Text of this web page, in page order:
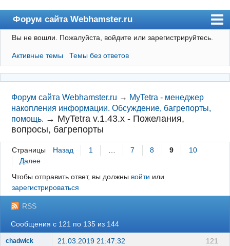
Форум сайта Webhamster.ru
Форум
Пользователи
Поиск
Регистрация
Вход
Webhamster.ru
Вы не вошли. Пожалуйста, войдите или зарегистрируйтесь.
Активные темы Темы без ответов
Форум сайта Webhamster.ru → MyTetra - менеджер
накопления информации. Обсуждение, багрепорты,
помощь. → MyTetra v.1.43.x - Пожелания,
вопросы, багрепорты
Страницы Назад 1 … 7 8 9
10
Далее
Чтобы отправить ответ, вы должны войти или
зарегистрироваться
RSS
Сообщения с 121 по 135 из 144
121
chadwick 21.03.2019 21:47:32